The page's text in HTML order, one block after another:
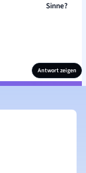
Sinne?
Antwort zeigen